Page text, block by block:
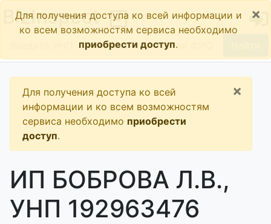
BizInspect
Для получения доступа ко всей информации и
ко всем возможностям сервиса необходимо
приобрести доступ.
×
Для получения доступа ко всей
информации и ко всем возможностям
сервиса необходимо приобрести
доступ.
×
ИП БОБРОВА Л.В.,
УНП 192963476